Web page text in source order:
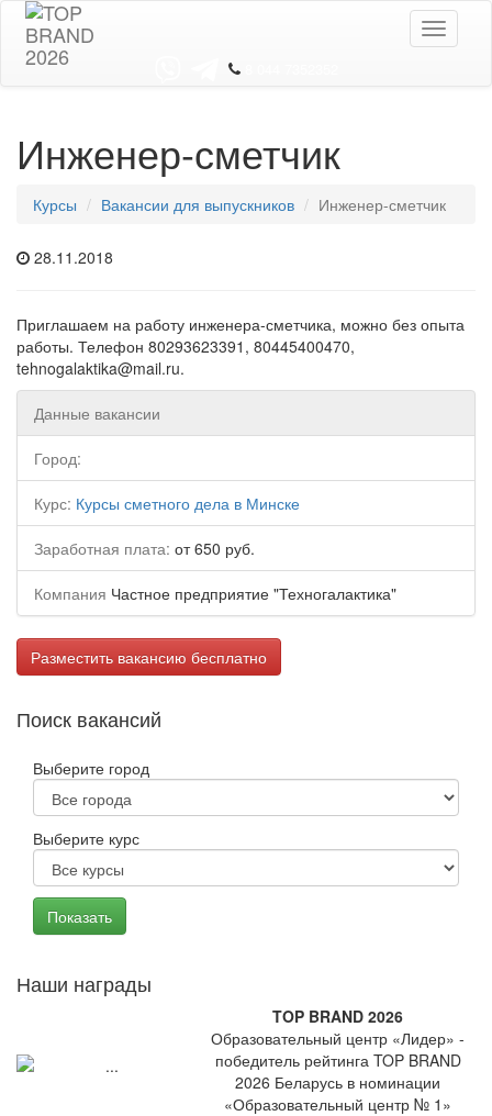
Toggle
Инженер-сметчик
Курсы Вакансии для выпускников Инженер-сметчик
28.11.2018
Приглашаем на работу инженера-сметчика, можно без опыта
работы. Телефон 80293623391, 80445400470,
tehnogalaktika@mail.ru.
Данные вакансии
Город:
Курс: Курсы сметного дела в Минске
Заработная плата: от 650 руб.
Компания Частное предприятие "Техногалактика"
Разместить вакансию бесплатно
Поиск вакансий
Выберите город
Выберите курс
Наши награды
TOP BRAND 2026
Образовательный центр «Лидер» -
победитель рейтинга TOP BRAND
2026 Беларусь в номинации
«Образовательный центр № 1»